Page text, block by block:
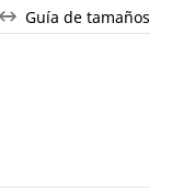
Guía de tamaños